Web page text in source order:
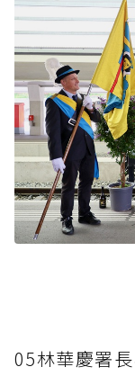
05林華慶署